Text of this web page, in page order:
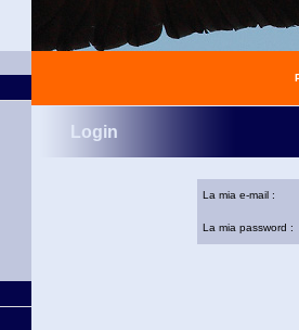
Login
La mia e-mail :
La mia password :